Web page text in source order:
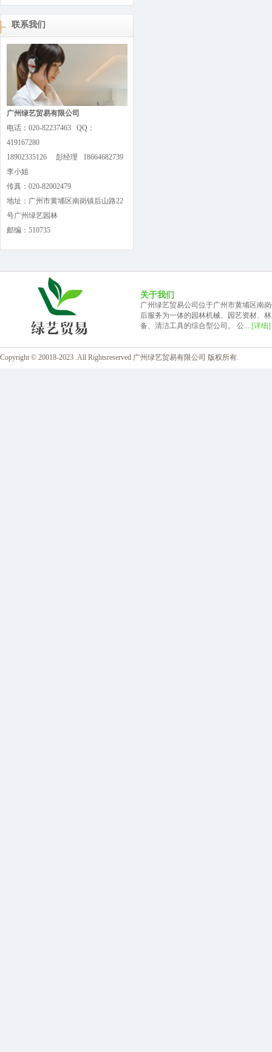
联系我们
广州绿艺贸易有限公司
电话：020-82237463 QQ：
419167280
18902335126 彭经理 18664682739
李小姐
传真：020-82002479
地址：广州市黄埔区南岗镇后山路22
号广州绿艺园林
邮编：510735
关于我们
广州绿艺贸易公司位于广州市黄埔区南
后服务为一体的园林机械、园艺资材、
备、清洁工具的综合型公司。 公... [详细]
Copyright © 20018-2023 .All Rightsreserved 广州绿艺贸易有限公司 版权所有.